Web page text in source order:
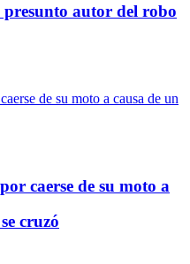
autor del robo
caerse de su moto a
cruzó